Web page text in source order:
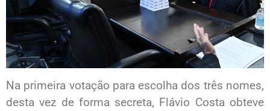
Na primeira votação para escolha dos três nomes,
desta vez de forma secreta, Flávio Costa obteve